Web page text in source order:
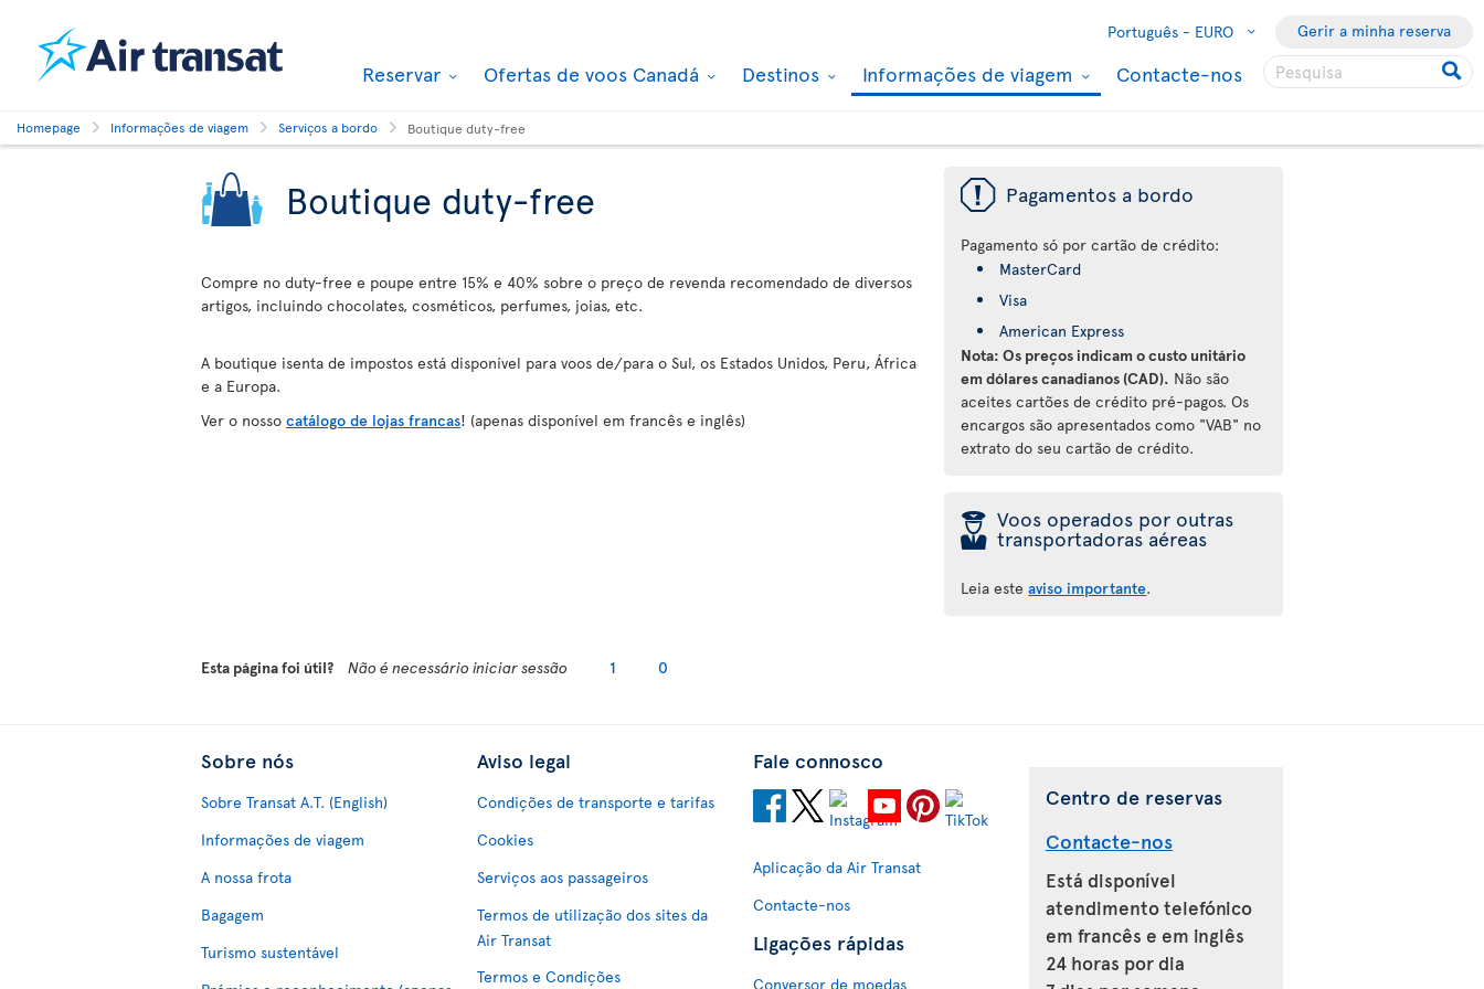
Português - EURO Gerir a minha reserva
Reservar Ofertas de voos Canadá Destinos Informações de viagem Contacte-nos
Homepage Informações de viagem Serviços a bordo Boutique duty-free
Boutique duty-free
Compre no duty-free e poupe entre 15% e 40% sobre o preço de revenda recomendado de diversos
artigos, incluindo chocolates, cosméticos, perfumes, joias, etc.
A boutique isenta de impostos está disponível para voos de/para o Sul, os Estados Unidos, Peru, África
e a Europa.
Ver o nosso catálogo de lojas francas! (apenas disponível em francês e inglês)
ü Pagamentos a bordo
Pagamento só por cartão de crédito:
MasterCard
Visa
American Express
Nota: Os preços indicam o custo unitário
em dólares canadianos (CAD). Não são
aceites cartões de crédito pré-pagos. Os
encargos são apresentados como "VAB" no
extrato do seu cartão de crédito.
þ Voos operados por outras
transportadoras aéreas
Leia esteaviso importante.
Esta página foi útil? Não é necessário iniciar sessão 1 0
Sobre nós
Sobre Transat A.T. (English)
Informações de viagem
A nossa frota
Bagagem
Turismo sustentável
Aviso legal
Condições de transporte e tarifas
Cookies
Serviços aos passageiros
Termos de utilização dos sites da
Air Transat
Termos e Condições
Fale connosco
Aplicação da Air Transat
Contacte-nos
Ligações rápidas
Conversor de moedas
Centro de reservas
Contacte-nos
Está disponível
atendimento telefónico
em francês e em inglês
24 horas por dia